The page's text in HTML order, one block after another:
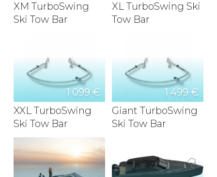
XM TurboSwing
Ski Tow Bar
XL TurboSwing Ski
Tow Bar
1 099 €
XXL TurboSwing
Ski Tow Bar
1 499 €
Giant TurboSwing
Ski Tow Bar